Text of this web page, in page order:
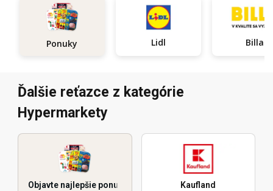
Ponuky Lidl Billa
Ďalšie reťazce z kategórie
Hypermarkety
Objavte najlepšie ponuky Kaufland